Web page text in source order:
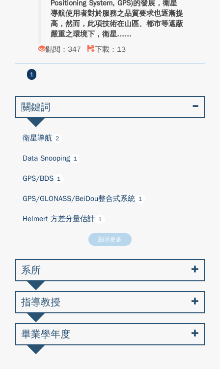
Positioning System, GPS)的發展，衛星
導航使用者對於服務之品質要求也逐漸提
高，然而，此項技術在山區、都市等遮蔽
嚴重之環境下，衛星...
點閱：347
下載：13
1
關鍵詞
衛星導航 2
Data Snooping 1
GPS/BDS 1
GPS/GLONASS/BeiDou整合式系統 1
Helmert 方差分量估計 1
顯示更多
系所
指導教授
畢業學年度